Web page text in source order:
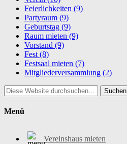
Feierlichkeiten (9)
Partyraum (9)
Geburtstag (9)
Raum mieten (9)
Vorstand (9)
Fest (8)
Festsaal mieten (7)
Mitgliederversammlung (2)
Suchen
Menü
Vereinshaus mieten